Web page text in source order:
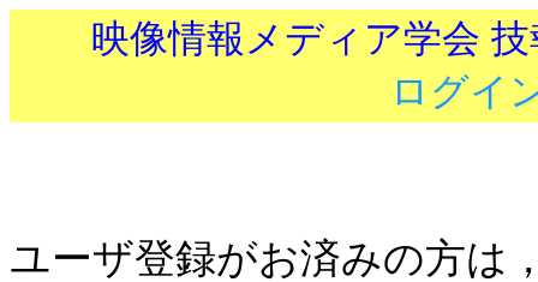
映像情報メディア学会
ログイ
ユーザ登録がお済みの方は